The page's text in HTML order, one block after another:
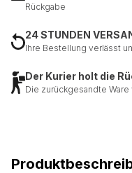
Rückgabe
24 STUNDEN
Ihre Bestellung verlässt
Der Kurier holt die
Die zurückgesandte